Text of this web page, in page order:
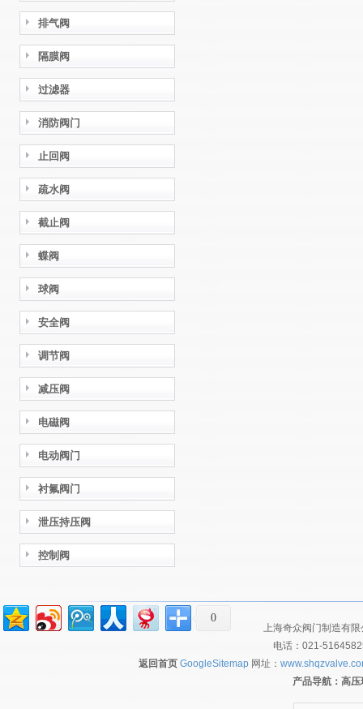
排气阀
隔膜阀
过滤器
消防阀门
止回阀
疏水阀
截止阀
蝶阀
球阀
安全阀
调节阀
减压阀
电磁阀
电动阀门
衬氟阀门
泄压持压阀
控制阀
0
上海奇众阀门制造有
电话：021-
返回首页 GoogleSitemap 网址：
产品导航： 高压